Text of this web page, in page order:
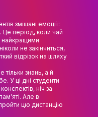
змішані емоції:
Це період, коли чай
найкращими
не закінчиться,
відрізок на шляху
тільки знань, а й
У ці дні студенти
ніч за
Але в
цю дистанцію